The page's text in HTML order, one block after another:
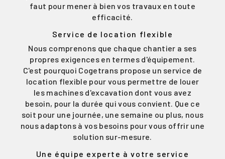
faut pour mener à bien vos travaux en toute
efficacité.
Service de location flexible
Nous comprenons que chaque chantier a ses
propres exigences en termes d'équipement.
C'est pourquoi Cogetrans propose un service de
location flexible pour vous permettre de louer
les machines d'excavation dont vous avez
besoin, pour la durée qui vous convient. Que ce
soit pour une journée, une semaine ou plus, nous
nous adaptons à vos besoins pour vous offrir une
solution sur-mesure.
Une équipe experte à votre service